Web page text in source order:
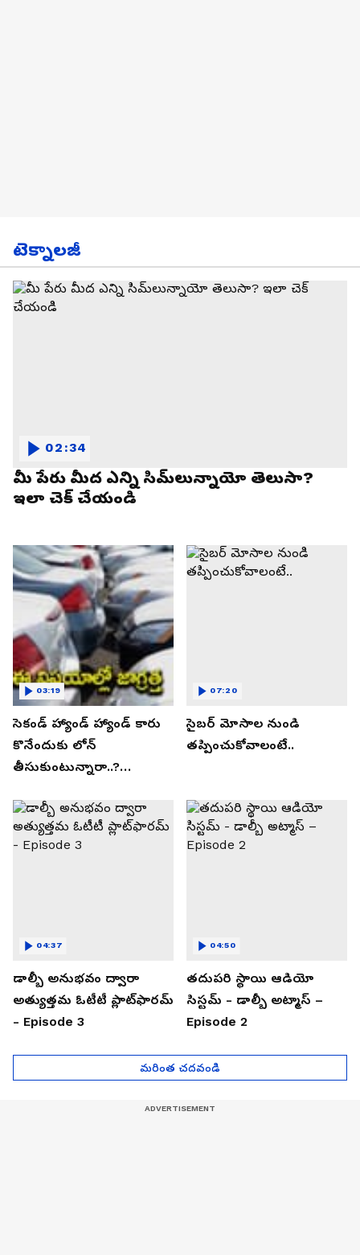
టెక్నాలజీ
మీ పేరు మీద ఎన్ని సిమ్‌లున్నాయో తెలుసా?
ఇలా చెక్ చేయండి
02:34
సెకండ్ హ్యాండ్ హ్యాండ్ కారు
కొనేందుకు లోన్
తీసుకుంటున్నారా..?
తెలుసుకోండి..!
03:19
సైబర్ మోసాల నుండి
తప్పించుకోవాలంటే..
07:20
డాల్బీ అనుభవం ద్వారా
అత్యుత్తమ ఓటీటీ ప్లాట్‌ఫారమ్
- Episode 3
04:37
తదుపరి స్థాయి ఆడియో
సిస్టమ్ - డాల్బీ అట్మాస్ –
Episode 2
04:50
మరింత చదవండి